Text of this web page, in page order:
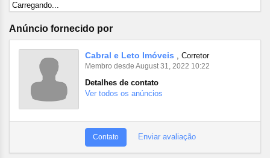
Carregando...
Anúncio fornecido por
Cabral e Leto Imóveis , Corretor
Membro desde August 31, 2022 10:22
Detalhes de contato
Ver todos os anúncios
Contato Enviar avaliação